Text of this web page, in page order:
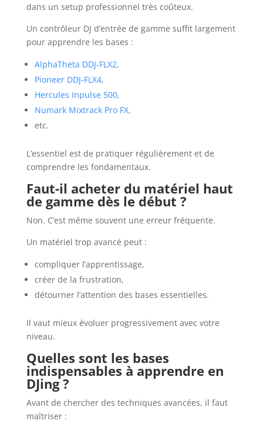
dans un setup professionnel très coûteux.
Un contrôleur DJ d’entrée de gamme suffit largement
pour apprendre les bases :
AlphaTheta DDJ-FLX2,
Pioneer DDJ-FLX4,
Hercules Inpulse 500,
Numark Mixtrack Pro FX,
etc.
L’essentiel est de pratiquer régulièrement et de
comprendre les fondamentaux.
Faut-il acheter du matériel haut
de gamme dès le début ?
Non. C’est même souvent une erreur fréquente.
Un matériel trop avancé peut :
compliquer l’apprentissage,
créer de la frustration,
détourner l’attention des bases essentielles.
Il vaut mieux évoluer progressivement avec votre
niveau.
Quelles sont les bases
indispensables à apprendre en
DJing ?
Avant de chercher des techniques avancées, il faut
maîtriser :